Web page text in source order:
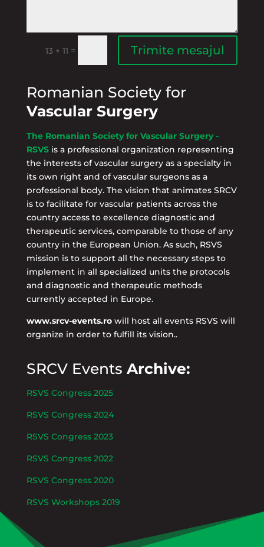
13 + 11 = Trimite mesajul
Romanian Society for
Vascular Surgery
The Romanian Society for Vascular Surgery -
RSVS is a professional organization representing
the interests of vascular surgery as a specialty in
its own right and of vascular surgeons as a
professional body. The vision that animates SRCV
is to facilitate for vascular patients across the
country access to excellence diagnostic and
therapeutic services, comparable to those of any
country in the European Union. As such, RSVS
mission is to support all the necessary steps to
implement in all specialized units the protocols
and diagnostic and therapeutic methods
currently accepted in Europe.
www.srcv-events.rowill host all events RSVS will
organize in order to fulfill its vision..
SRCV Events Archive:
RSVS Congress 2025
RSVS Congress 2024
RSVS Congress 2023
RSVS Congress 2022
RSVS Congress 2020
RSVS Workshops 2019